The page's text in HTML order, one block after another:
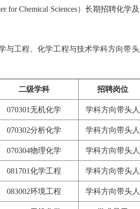
for Chemical Sciences）长期招聘化
与工程、化学工程与技术学科方向带
二级学科 招聘岗位
070301无机化学 学科方向带头人
070302分析化学 学科方向带头人
070304物理化学 学科方向带头人
081701化学工程 学科方向带头人
083002环境工程 学科方向带头人